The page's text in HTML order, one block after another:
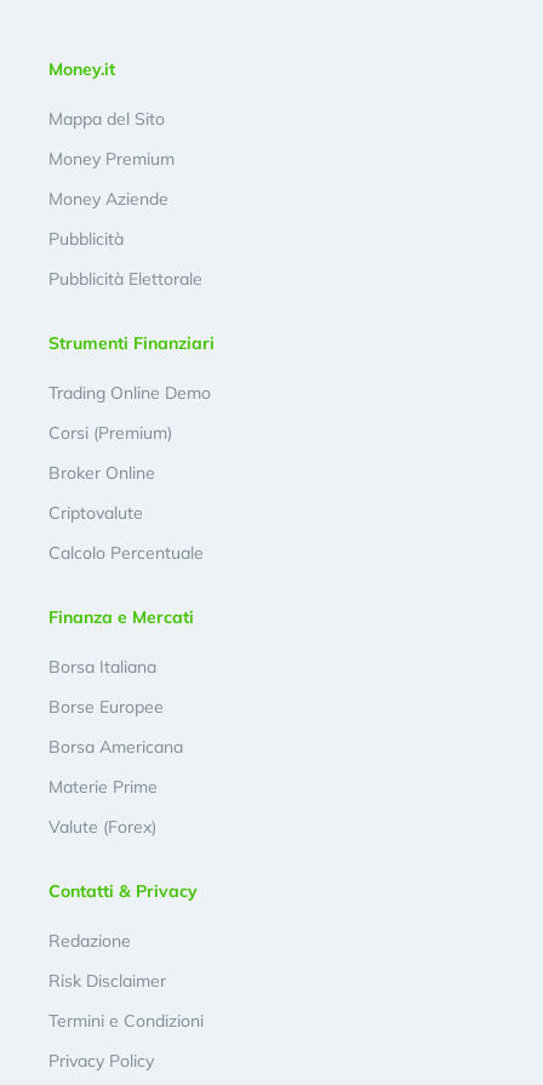
Money.it
Mappa del Sito
Money Premium
Money Aziende
Pubblicità
Pubblicità Elettorale
Strumenti Finanziari
Trading Online Demo
Corsi (Premium)
Broker Online
Criptovalute
Calcolo Percentuale
Finanza e Mercati
Borsa Italiana
Borse Europee
Borsa Americana
Materie Prime
Valute (Forex)
Contatti & Privacy
Redazione
Risk Disclaimer
Termini e Condizioni
Privacy Policy